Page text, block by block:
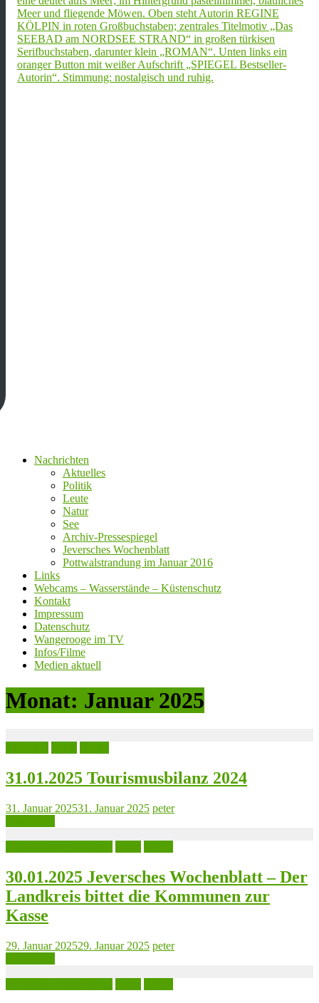
Nachrichten
Aktuelles
Politik
Leute
Natur
See
Archiv-Pressespiegel
Jeversches Wochenblatt
Pottwalstrandung im Januar 2016
Links
Webcams – Wasserstände – Küstenschutz
Kontakt
Impressum
Datenschutz
Wangerooge im TV
Infos/Filme
Medien aktuell
Monat: Januar 2025
31.01.2025 Tourismusbilanz 2024
31. Januar 202531. Januar 2025 peter
30.01.2025 Jeversches Wochenblatt – Der
Landkreis bittet die Kommunen zur
Kasse
29. Januar 202529. Januar 2025 peter